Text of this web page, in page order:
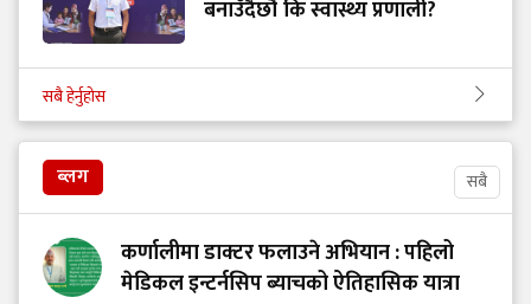
बनाउँदैछौँ कि स्वास्थ्य प्रणाली?
सबै हेर्नुहोस
ब्लग सबै
कर्णालीमा डाक्टर फलाउने अभियान : पहिलो
मेडिकल इन्टर्नसिप ब्याचको ऐतिहासिक यात्रा